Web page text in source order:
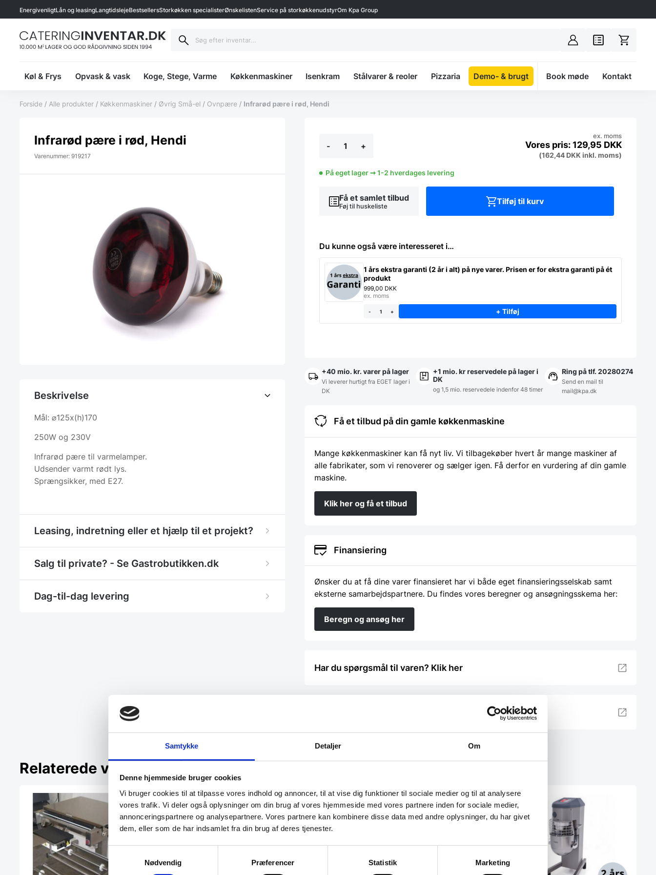
Samtykke Detaljer Om
Denne hjemmeside bruger cookies
Vi bruger cookies til at tilpasse vores indhold og annoncer, til at vise dig funktioner til sociale medier og til at analysere
vores trafik. Vi deler også oplysninger om din brug af vores hjemmeside med vores partnere inden for sociale medier,
annonceringspartnere og analysepartnere. Vores partnere kan kombinere disse data med andre oplysninger, du har givet
dem, eller som de har indsamlet fra din brug af deres tjenester.
Nødvendig
Præferencer Statistik Marketing
EnergivenligtLån og leasingLangtidslejeBestsellersStorkøkken specialisterØnskelistenService på storkøkkenudstyrOm Kpa Group
Køl & Frys Opvask & vask Koge, Stege, Varme Køkkenmaskiner Isenkram Stålvarer & reoler Pizzaria Demo- & brugt Spacer
Book møde Kontakt
Forside / Alle produkter / Køkkenmaskiner / Øvrig Små-el / Ovnpære / Infrarød pære i rød, Hendi
Infrarød pære i rød, Hendi
Varenummer: 919217
Beskrivelse
Mål: ⌀125x(h)170
250W og 230V
Infrarød pære til varmelamper.
Udsender varmt rødt lys.
Sprængsikker, med E27.
Leasing, indretning eller et hjælp til et projekt?
Salg til private? - Se Gastrobutikken.dk
Dag-til-dag levering
-
pære
Hendi
+ 129,95 DKK
ex. moms
(162,44 DKK inkl. moms)
På eget lager ➞ 1-2 hverdages levering
Få et samlet tilbud
Føj til huskeliste Tilføj til kurv
Du kunne også være interesseret i…
1 års ekstra garanti (2 år i alt) på nye varer. Prisen er for ekstra garanti på ét
produkt
999,00 DKK
ex. moms
- + + Tilføj
+40 mio. kr. varer på lager
Vi leverer hurtigt fra EGET lager i
DK
+1 mio. kr reservedele på lager i
DK
og 1,5 mio. reservedele indenfor 48 timer
Ring på tlf. 20280274
Send en mail til
mail@kpa.dk
Få et tilbud på din gamle køkkenmaskine
Mange køkkenmaskiner kan få nyt liv. Vi tilbagekøber hvert år mange maskiner af
alle fabrikater, som vi renoverer og sælger igen. Få derfor en vurdering af din gamle
maskine.
Klik her og få et tilbud
Finansiering
Ønsker du at få dine varer finansieret har vi både eget finansieringsselskab samt
eksterne samarbejdspartnere. Du findes vores beregner og ansøgningsskema her:
Beregn og ansøg her
Har du spørgsmål til varen? Klik her
Relaterede varer
SPAR OP TIL 71%